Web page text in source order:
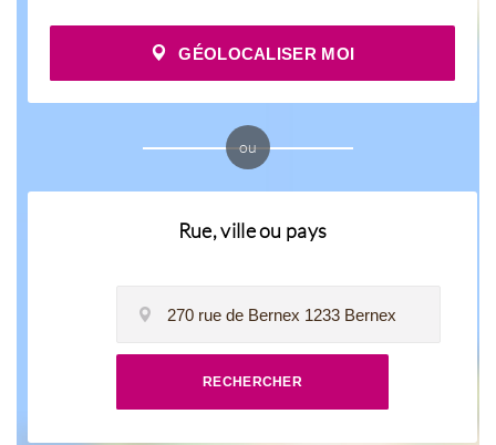
GÉOLOCALISER MOI
ou
Rue, ville ou pays
RECHERCHER